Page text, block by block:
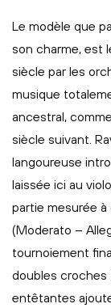
Le modèle que
son charme, est
siècle par les
musique
ancestral,
siècle suivant.
langoureuse
laissée ici au
partie mesurée
(Moderato –
tournoiement
doubles croches
entêtantes